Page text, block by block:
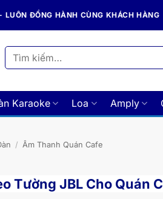
LUÔN ĐỒNG HÀNH CÙNG KHÁCH HÀNG
Tìm
kiếm:
Karaoke Loa Amply
/ Âm Thanh Quán Cafe
Tường JBL Cho Quán